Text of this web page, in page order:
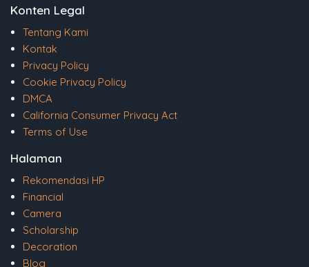
Konten Legal
Tentang Kami
Kontak
Privacy Policy
Cookie Privacy Policy
DMCA
California Consumer Privacy Act
Terms of Use
Halaman
Rekomendasi HP
Financial
Camera
Scholarship
Decoration
Blog